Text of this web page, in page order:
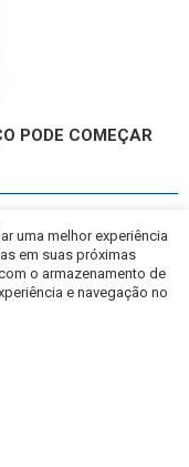
PODE COMEÇAR
uma melhor experiência
em suas próximas
o armazenamento de
e navegação no